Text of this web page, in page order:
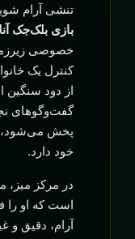
تنشی آرام
بازی بلک‌جک
خصوصی
کنترل یک
از دود سنگین
گفت‌وگوهای
پخش می‌شود،
خود دارد.
در مرکز میز،
است که او را
آرام، دقیق و